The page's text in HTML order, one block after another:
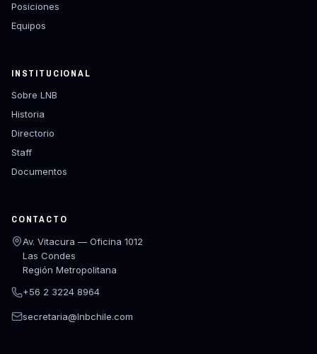
Posiciones
Equipos
INSTITUCIONAL
Sobre LNB
Historia
Directorio
Staff
Documentos
CONTACTO
Av. Vitacura — Oficina 1012
Las Condes
Región Metropolitana
+56 2 3224 8964
secretaria@lnbchile.com